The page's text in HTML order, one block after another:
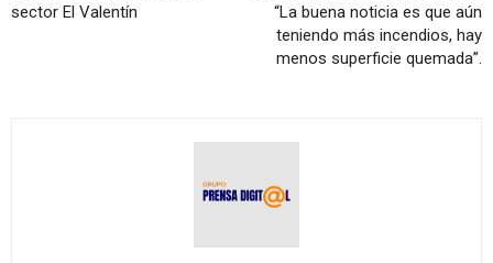
sector El Valentín
“La buena noticia es que aún
teniendo más incendios, hay
menos superficie quemada”.